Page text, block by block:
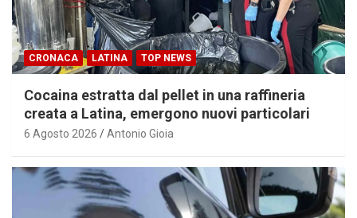
CRONACA LATINA TOP NEWS
Cocaina estratta dal pellet in una raffineria
creata a Latina, emergono nuovi particolari
6 Agosto 2026 Antonio Gioia